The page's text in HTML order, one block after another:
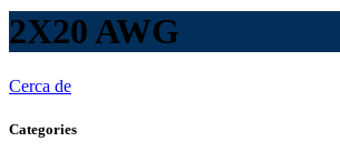
2X20 AWG
Cerca de
Categories